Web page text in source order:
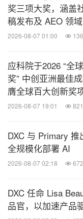
奖三项大奖，涵盖
稿发布及 AEO 领域
2026-08-07 01:00
应科院于2026 “全
奖” 中创亚洲最佳
膺全球百大创新奖
2026-08-07 19:01 821
DXC 与 Primary
全规模化部署 AI
2026-08-07 02:18 672
DXC 任命 Lisa
品官，以加速产品